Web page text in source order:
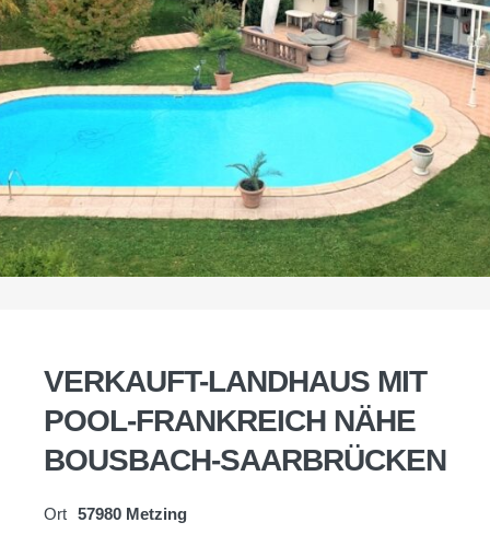
VERKAUFT-LANDHAUS MIT
POOL-FRANKREICH NÄHE
BOUSBACH-SAARBRÜCKEN
Ort 57980 Metzing